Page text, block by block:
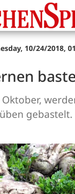
10/24/2018,
gebastelt.